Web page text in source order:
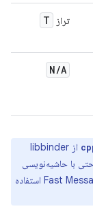
تراز T
N/A
از libbinder
با حاشیه‌نویسی
نیز نمی‌توان از آنها در Fast Message Queue (FMQ) استفاده